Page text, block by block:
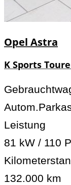
Opel Astra
K Sports
Leistung
81 kW / 110
132.000 km